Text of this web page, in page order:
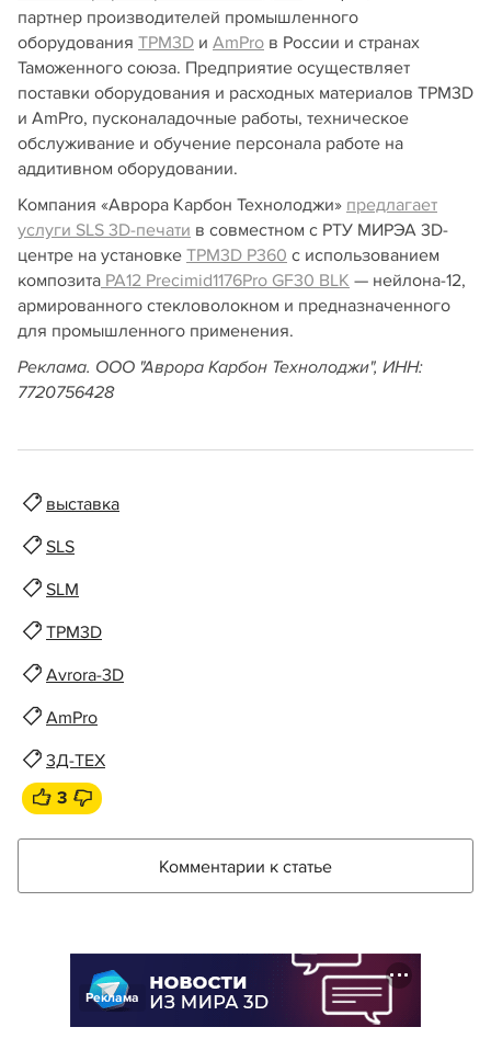
партнер производителей промышленного
оборудования TPM3D и AmPro в России и странах
Таможенного союза. Предприятие осуществляет
поставки оборудования и расходных материалов TPM3D
и AmPro, пусконаладочные работы, техническое
обслуживание и обучение персонала работе на
аддитивном оборудовании.
Компания «Аврора Карбон Технолоджи» предлагает
услуги SLS 3D-печати в совместном с РТУ МИРЭА 3D-
центре на установке TPM3D P360 с использованием
композита PA12 Precimid1176Pro GF30 BLK — нейлона-12,
армированного стекловолокном и предназначенного
для промышленного применения.
Реклама. ООО "Аврора Карбон Технолоджи", ИНН:
7720756428
выставка
SLS
SLM
TPM3D
Avrora-3D
AmPro
3Д-ТЕХ
3
Комментарии к статье
Реклама